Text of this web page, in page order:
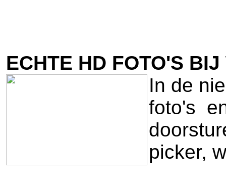
ECHTE HD FOTO'S
In de
foto's
picker,